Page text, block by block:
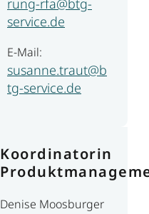
rung-rfa@btg-
service.de
E-Mail:
susanne.traut@b
tg-service.de
Koordinatorin
Denise Moosburger